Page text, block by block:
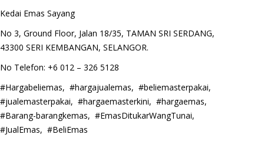
Kedai Emas Sayang
No 3, Ground Floor, Jalan 18/35, TAMAN SRI SERDANG,
43300 SERI KEMBANGAN, SELANGOR.
No Telefon: +6 012 – 326 5128
#Hargabeliemas, #hargajualemas, #beliemasterpakai,
#jualemasterpakai, #hargaemasterkini, #hargaemas,
#Barang-barangkemas, #EmasDitukarWangTunai,
#JualEmas, #BeliEmas